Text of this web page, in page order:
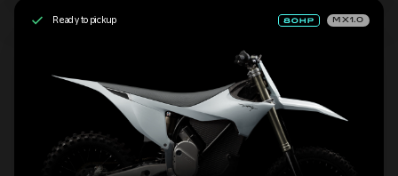
Ready to pickup MX1.0